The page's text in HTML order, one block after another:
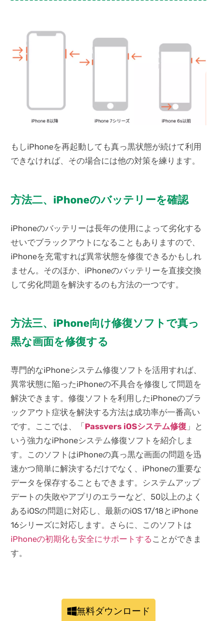
もしiPhoneを再起動しても真っ黒状態が続けて利用
できなければ、その場合には他の対策を練ります。
方法二、iPhoneのバッテリーを確認
iPhoneのバッテリーは長年の使用によって劣化する
せいでブラックアウトになることもありますので、
iPhoneを充電すれば異常状態を修復できるかもしれ
ません。そのほか、iPhoneのバッテリーを直接交換
して劣化問題を解決するのも方法の一つです。
方法三、iPhone向け修復ソフトで真っ
黒な画面を修復する
専門的なiPhoneシステム修復ソフトを活用すれば、
異常状態に陥ったiPhoneの不具合を修復して問題を
解決できます。修復ソフトを利用したiPhoneのブラ
ックアウト症状を解決する方法は成功率が一番高い
です。ここでは、「 Passvers iOSシステム修復 」と
いう強力なiPhoneシステム修復ソフトを紹介しま
す。このソフトはiPhoneの真っ黒な画面の問題を迅
速かつ簡単に解決するだけでなく、iPhoneの重要な
データを保存することもできます。システムアップ
デートの失敗やアプリのエラーなど、50以上のよく
あるiOSの問題に対応し、最新のiOS 17/18とiPhone
16シリーズに対応します。さらに、このソフトは
iPhoneの初期化も安全にサポートする ことができま
す。
無料ダウンロード